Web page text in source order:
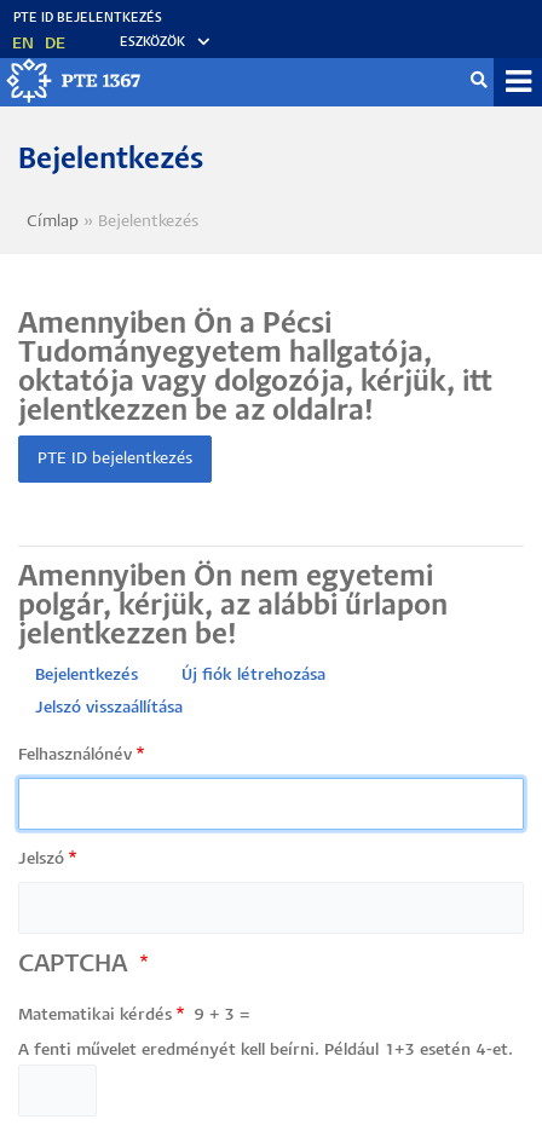
Ugrás
tartalomra
EN DE ESZKÖZÖK
Bejelentkezés
Morzsa
Címlap Bejelentkezés
Amennyiben Ön a Pécsi
Tudományegyetem hallgatója,
oktatója vagy dolgozója, kérjük, itt
jelentkezzen be az oldalra!
Amennyiben Ön nem egyetemi
polgár, kérjük, az alábbi űrlapon
jelentkezzen be!
Primary
tabs
Bejelentkezés Új fiók létrehozása
Jelszó visszaállítása
Felhasználónév
Jelszó
CAPTCHA
Matematikai kérdés 9 + 3 =
A fenti művelet eredményét kell beírni. Például 1+3 esetén 4-et.